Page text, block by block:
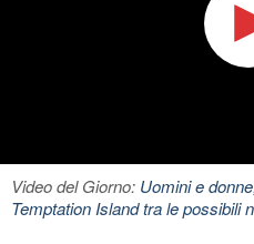
Video del Giorno: Uomini e
Temptation Island tra le possibili